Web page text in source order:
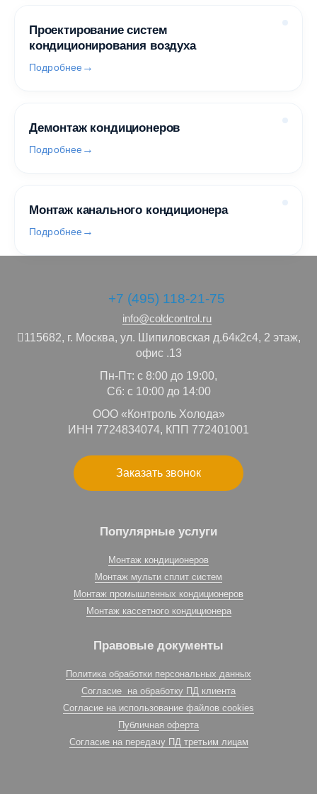
Проектирование систем
кондиционирования воздуха
Подробнее
Демонтаж кондиционеров
Подробнее
Монтаж канального кондиционера
Подробнее
+7 (495) 118-21-75
info@coldcontrol.ru
115682, г. Москва, ул. Шипиловская д.64к2с4, 2 этаж,
офис .13
Пн-Пт: с 8:00 до 19:00,
Сб: с 10:00 до 14:00
ООО «Контроль Холода»
ИНН 7724834074, КПП 772401001
Заказать звонок
Популярные услуги
Монтаж кондиционеров
Монтаж мульти сплит систем
Монтаж промышленных кондиционеров
Монтаж кассетного кондиционера
Правовые документы
Политика обработки персональных данных
Согласие на обработку ПД клиента
Согласие на использование файлов cookies
Публичная оферта
Согласие на передачу ПД третьим лицам